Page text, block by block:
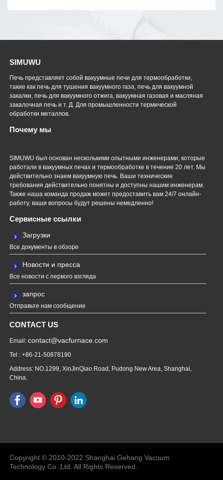
SIMUWU
Печь представляет собой вакуумные печи для термообработки,
такие как печь для тушения вакуумного газа, печь для вакуумной
закалки, печь для вакуумного отжига, вакуумная газовая и масляная
закалочная печь и т. Д. Для промышленности термической
обработки металлов.
Почему мы
SIMUWU был основан несколькими опытными инженерами, которые
работали в вакуумных печах и термообработке в течение 20 лет. Мы
действительно знаем вакуумную печь. Ваши технические
требования действительно понятны и доступны нашим инженерам.
Также наша команда продаж может предоставить вам 24/7 онлайн-
работу, ваши вопросы будут решены немедленно!
Сервисные ссылки
Загрузки
Все документы в обзоре
Новости и пресса
Все новости с первого взгляда
запрос
Отправьте нам сообщение
CONTACT US
Email:contact@vacfurnace.com
Tel : +86-21-50878190
Address: NO.1299, XinJinQiao Road, Pudong New Area, Shanghai,
China.
Machine
Copyright © 2010-2022 Shanghai Gehang Vacuum
Technology Co.,Ltd. All Rights Reserved.